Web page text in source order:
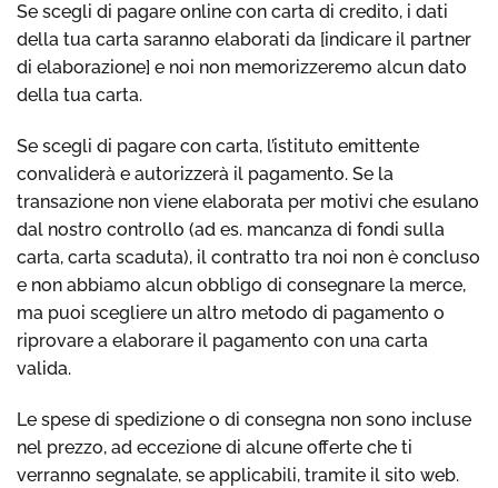
Se scegli di pagare online con carta di credito, i dati
della tua carta saranno elaborati da [indicare il partner
di elaborazione] e noi non memorizzeremo alcun dato
della tua carta.
Se scegli di pagare con carta, l’istituto emittente
convaliderà e autorizzerà il pagamento. Se la
transazione non viene elaborata per motivi che esulano
dal nostro controllo (ad es. mancanza di fondi sulla
carta, carta scaduta), il contratto tra noi non è concluso
e non abbiamo alcun obbligo di consegnare la merce,
ma puoi scegliere un altro metodo di pagamento o
riprovare a elaborare il pagamento con una carta
valida.
Le spese di spedizione o di consegna non sono incluse
nel prezzo, ad eccezione di alcune offerte che ti
verranno segnalate, se applicabili, tramite il sito web.